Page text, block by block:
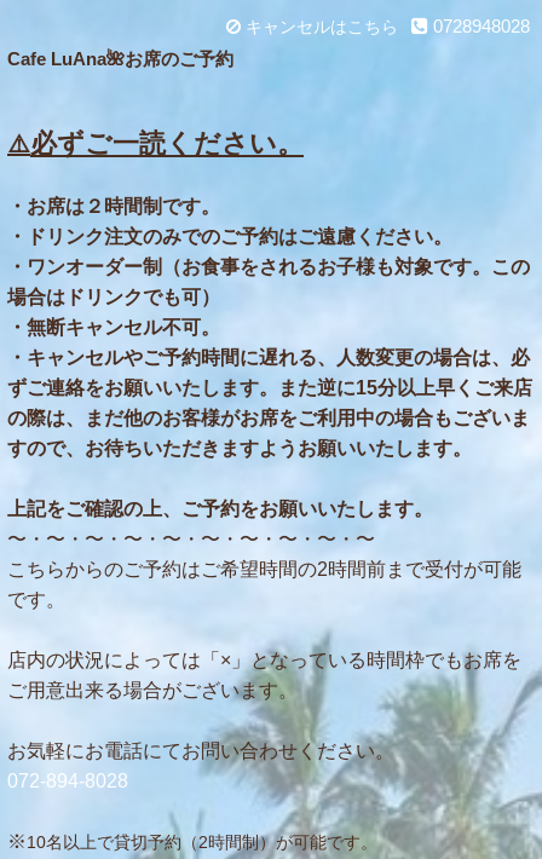
キャンセルはこちら
0728948028
Cafe LuAna🌺お席のご予約
⚠️必ずご一読ください。
・お席は２時間制です。
・ドリンク注文のみでのご予約はご遠慮ください。
・ワンオーダー制（お食事をされるお子様も対象です。この
場合はドリンクでも可）
・無断キャンセル不可。
・キャンセルやご予約時間に遅れる、人数変更の場合は、必
ずご連絡をお願いいたします。また逆に15分以上早くご来店
の際は、まだ他のお客様がお席をご利用中の場合もございま
すので、お待ちいただきますようお願いいたします。
上記をご確認の上、ご予約をお願いいたします。
〜・〜・〜・〜・〜・〜・〜・〜・〜・〜
こちらからのご予約はご希望時間の2時間前まで受付が可能
です。
店内の状況によっては「×」となっている時間枠でもお席を
ご用意出来る場合がございます。
お気軽にお電話にてお問い合わせください。
072-894-8028
※10名以上で貸切予約（2時間制）が可能です。